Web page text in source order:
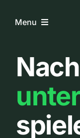
InhaltMenu
Home
Über uns
Urbanlist